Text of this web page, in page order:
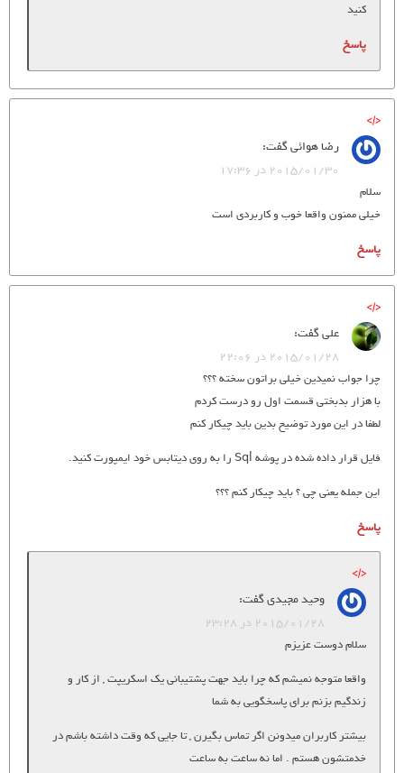
کنید
پاسخ
رضا هوائیگفت:
2015/01/30 در 17:36
سلام
خیلی ممنون واقعا خوب و کاربردی است
پاسخ
علیگفت:
2015/01/28 در 22:06
چرا جواب نمیدین خیلی براتون سخته ؟؟؟
با هزار بدبختی قسمت اول رو درست کردم
لطفا در این مورد توضیح بدین باید چیکار کنم
فایل قرار داده شده در پوشه Sql را به روی دیتابس خود ایمپورت کنید.
این جمله یعنی چی ؟ باید چیکار کنم ؟؟؟
پاسخ
وحید مجیدیگفت:
2015/01/28 در 23:28
سلام دوست عزیزم
واقعا متوجه نمیشم که چرا باید جهت پشتیبانی یک اسکریپت , از کار و
زندگیم بزنم برای پاسخگویی به شما
بیشتر کاربران میدونن اگر تماس بگیرن , تا جایی که وقت داشته باشم در
خدمتشون هستم . اما نه ساعت به ساعت